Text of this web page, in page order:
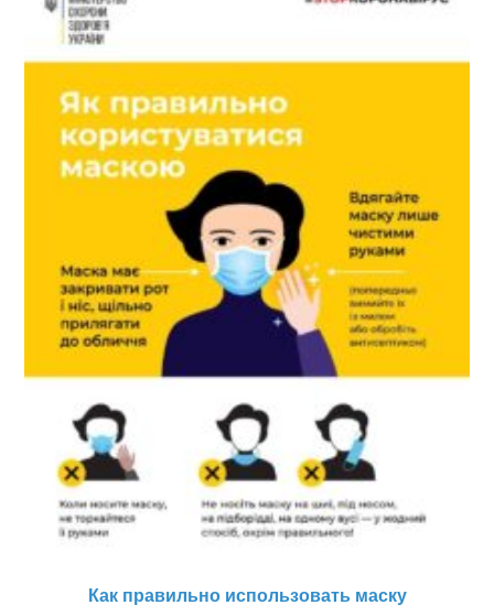
Как правильно использовать маску